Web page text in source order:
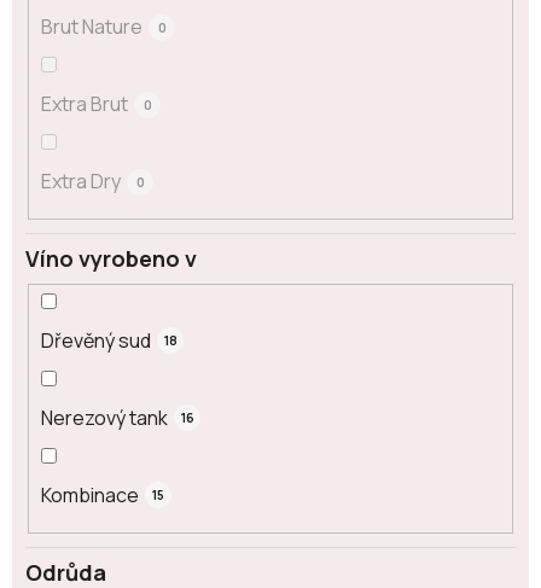
Odrůda
Brut Nature 0
Extra Brut 0
Extra Dry 0
Víno vyrobeno v
Dřevěný sud 18
Nerezový tank 16
Kombinace 15